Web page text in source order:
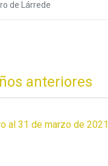
de Lárrede
anteriores
al 31 de marzo de 2021